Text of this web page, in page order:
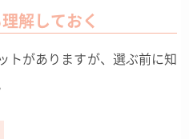
解しておく
トがありますが、選ぶ前に知